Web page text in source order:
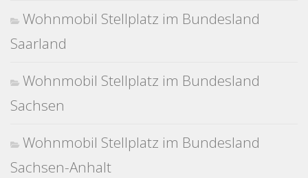
Wohnmobil Stellplatz im Bundesland
Saarland
Wohnmobil Stellplatz im Bundesland
Sachsen
Wohnmobil Stellplatz im Bundesland
Sachsen-Anhalt